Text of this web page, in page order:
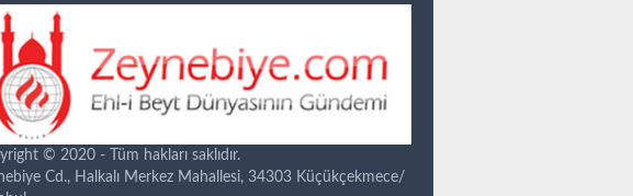
© 2020 - Tüm hakları saklıdır.
Cd., Halkalı Merkez Mahallesi, 34303 Küçükçekmece/